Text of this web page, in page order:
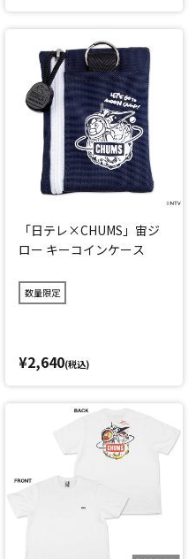
「日テレ×CHUMS」宙ジ
ロー キーコインケース
数量限定
¥2,640(税込)